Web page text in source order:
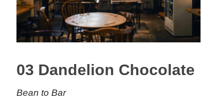
03 Dandelion Chocolate
Bean to Bar